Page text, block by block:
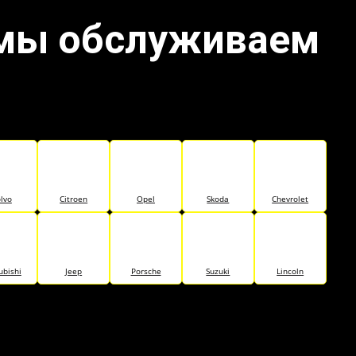
обслуживаем
Citroen Opel Skoda Chevrolet
Jeep Porsche Suzuki Lincoln